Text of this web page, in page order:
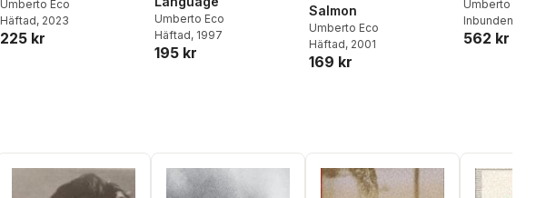
Umberto Eco
Häftad, 2023
225 kr
Umberto Eco
Häftad, 1997
195 kr
Salmon
Umberto Eco
Häftad, 2001
169 kr
Umberto Eco
Inbunden
562 kr